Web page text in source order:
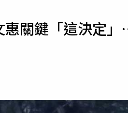
運勢 關鍵「這決定